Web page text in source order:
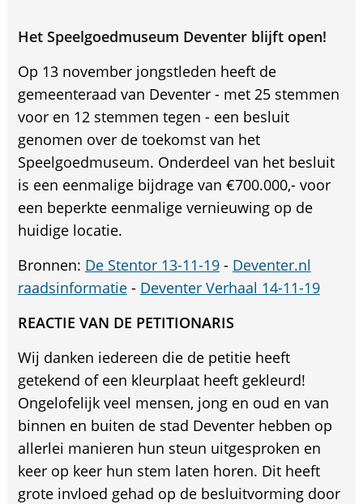
Het Speelgoedmuseum Deventer blijft open!
Op 13 november jongstleden heeft de
gemeenteraad van Deventer - met 25 stemmen
voor en 12 stemmen tegen - een besluit
genomen over de toekomst van het
Speelgoedmuseum. Onderdeel van het besluit
is een eenmalige bijdrage van €700.000,- voor
een beperkte eenmalige vernieuwing op de
huidige locatie.
Bronnen: De Stentor 13-11-19- Deventer.nl
raadsinformatie- Deventer Verhaal 14-11-19
REACTIE VAN DE PETITIONARIS
Wij danken iedereen die de petitie heeft
getekend of een kleurplaat heeft gekleurd!
Ongelofelijk veel mensen, jong en oud en van
binnen en buiten de stad Deventer hebben op
allerlei manieren hun steun uitgesproken en
keer op keer hun stem laten horen. Dit heeft
grote invloed gehad op de besluitvorming door